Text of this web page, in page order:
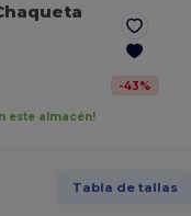
-43%
este almacén!
Tabla de tallas